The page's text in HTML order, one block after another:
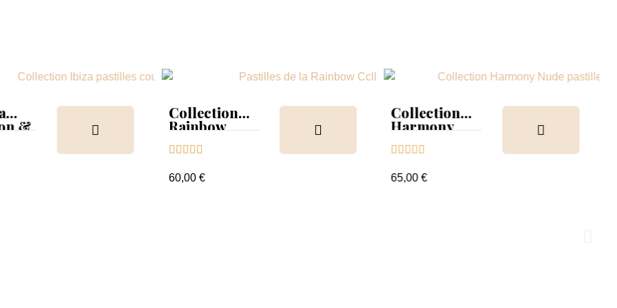
&
Collection
Rainbow
nuancier
    
60,00 €
Collection
Harmony
nuancier
    
65,00 €